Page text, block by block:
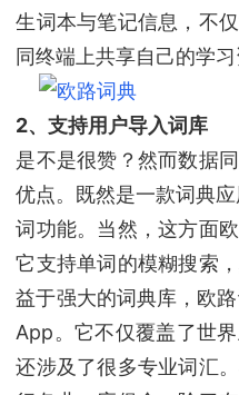
生词本与笔记信息，不
同终端上共享自己的学习
2、支持用户导入词库
是不是很赞？然而数据
优点。既然是一款词典
词功能。当然，这方面
它支持单词的模糊搜索
益于强大的词典库，欧
App。它不仅覆盖了世
还涉及了很多专业词汇